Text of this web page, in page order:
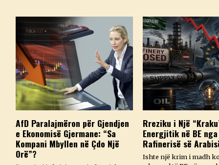
AfD Paralajmëron për Gjendjen
e Ekonomisë Gjermane: “Sa
Kompani Mbyllen në Çdo Një
Orë”?
Rreziku i Një
Energjitik në BE
Rafinerisë së
Ishte një krim i madh